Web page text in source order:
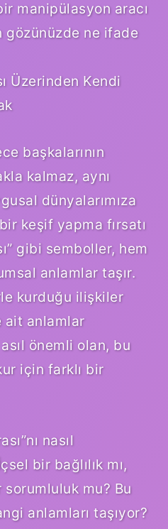
manipülasyon aracı
gözünüzde ne ifade
Üzerinden Kendi
başkalarının
kalmaz, aynı
dünyalarımıza
keşif yapma fırsatı
gibi semboller, hem
anlamlar taşır.
kurduğu ilişkiler
ait anlamlar
önemli olan, bu
için farklı bir
nasıl
bir bağlılık mı,
mu? Bu
anlamları taşıyor?